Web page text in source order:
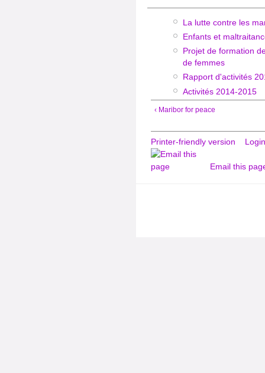
La lutte contre les
Enfants et
Projet de formation
de femmes
Rapport d'activités
Activités 2014-2015
‹ Maribor for peace
Printer-friendly version Login
Email this